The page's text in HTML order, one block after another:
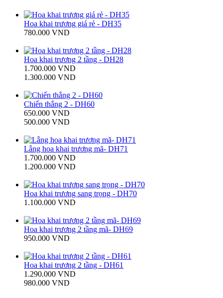
Hoa khai trương giá rẻ - DH35
780.000 VND
Hoa khai trương 2 tầng - DH28
1.700.000 VND
1.300.000 VND
Chiến thắng 2 - DH60
650.000 VND
500.000 VND
Lẵng hoa khai trương mã- DH71
1.700.000 VND
1.200.000 VND
Hoa khai trương sang trọng - DH70
1.100.000 VND
Hoa khai trương 2 tầng mã- DH69
950.000 VND
Hoa khai trương 2 tầng - DH61
1.290.000 VND
980.000 VND